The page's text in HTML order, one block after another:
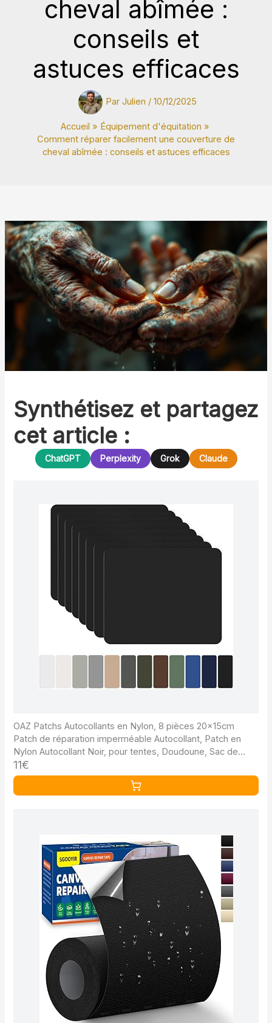
cheval abîmée :
conseils et
astuces efficaces
Par Julien / 10/12/2025
Accueil
Équipement d'équitation
Comment réparer facilement une couverture de
cheval abîmée : conseils et astuces efficaces
Synthétisez et partagez
cet article :
ChatGPT Perplexity Grok Claude
OAZ Patchs Autocollants en Nylon, 8 pièces 20x15cm
Patch de réparation imperméable Autocollant, Patch en
Nylon Autocollant Noir, pour tentes, Doudoune, Sac de
Couchage, Sac à Main
11€